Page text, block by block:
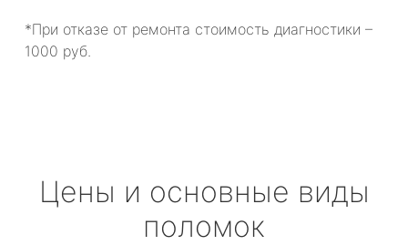
*При отказе от ремонта стоимость диагностики –
1000 руб.
Цены и основные виды
поломок